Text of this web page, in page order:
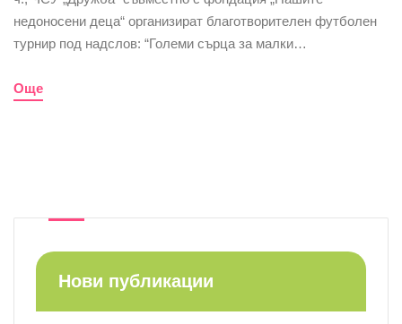
недоносени деца“ организират благотворителен футболен
турнир под надслов: “Големи сърца за малки…
Още
Нови публикации